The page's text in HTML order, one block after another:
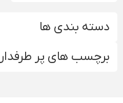
دسته بندی ها
برچسب های پر طرفدار